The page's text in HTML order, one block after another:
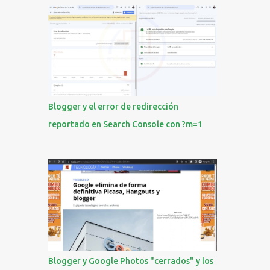
r
i
Blogger y el error de redirección
reportado en Search Console con ?m=1
Blogger y Google Photos "cerrados" y los